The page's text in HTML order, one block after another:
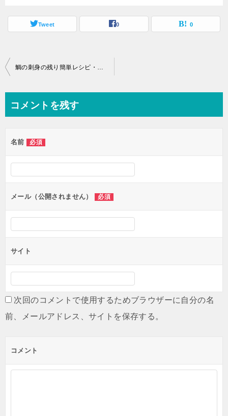
Tweet 0 0
投
ビ
ー
シ
ョ
ン
鯛の刺身の残り簡単レシピ・鯛の中華風タルタル丼
コメントを残す
名前 必須
メール（公開されません） 必須
サイト
次回のコメントで使用するためブラウザーに自分の名
前、メールアドレス、サイトを保存する。
コメント